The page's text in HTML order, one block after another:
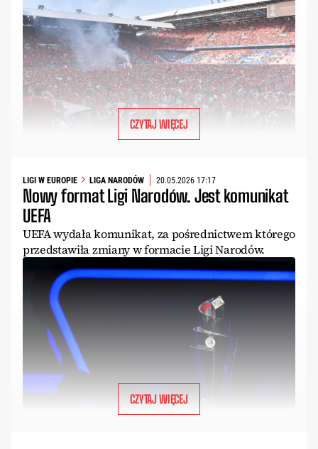
CZYTAJ WIĘCEJ
LIGI W EUROPIE LIGA NARODÓW 20.05.2026 17:17
Nowy format Ligi Narodów. Jest komunikat
UEFA
UEFA wydała komunikat, za pośrednictwem którego
przedstawiła zmiany w formacie Ligi Narodów.
CZYTAJ WIĘCEJ